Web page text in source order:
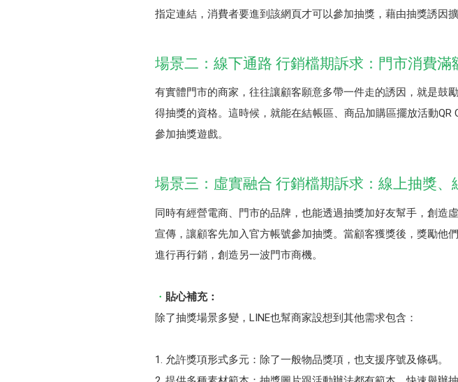
指定連結，消費者要進到該網頁才可以參加抽獎，藉由抽獎誘因
場景二：線下通路 行銷檔期訴求：門市消費滿
有實體門市的商家，往往讓顧客願意多帶一件走的誘因，就是鼓
得抽獎的資格。這時候，就能在結帳區、商品加購區擺放活動
參加抽獎遊戲。
場景三：虛實融合 行銷檔期訴求：線上抽獎、
同時有經營電商、門市的品牌，也能透過抽獎加好友幫手，創造
宣傳，讓顧客先加入官方帳號參加抽獎。當顧客獲獎後，獎勵他
進行再行銷，創造另一波門市商機。
貼心補充：
除了抽獎場景多變，LINE也幫商家設想到其他需求包含：
允許獎項形式多元：除了一般物品獎項，也支援序號及條碼。